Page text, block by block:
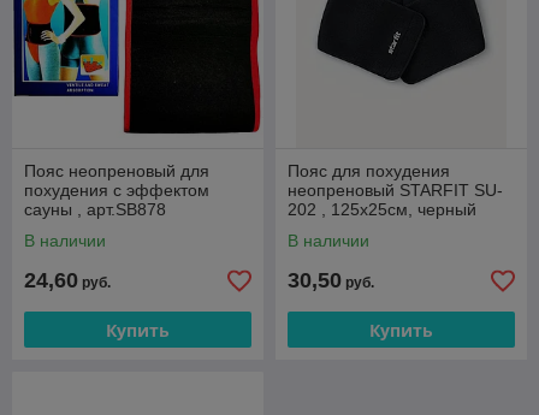
Пояс неопреновый для
похудения с эффектом
сауны , арт.SB878
В наличии
24,60 руб.
Купить
Пояс для похудения
неопреновый STARFIT SU-
202 , 125x25см, черный
В наличии
30,50 руб.
Купить